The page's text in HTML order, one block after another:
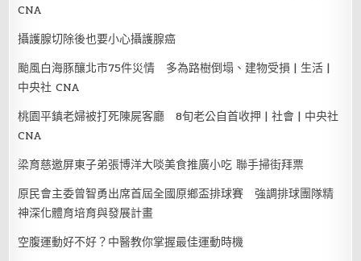
CNA
攝護腺切除後也要小心攝護腺癌
颱風白海豚釀北市75件災情 多為路樹倒塌、建物受損 | 生活 |
中央社 CNA
桃園平鎮老婦被打死陳屍客廳 8旬老公自首收押 | 社會 | 中央社
CNA
梁育慈邀屏東子弟張博洋大啖美食推廣小吃 聯手掃街拜票
原民會主委曾智勇出席首屆全國原鄉盃排球賽 強調排球團隊精
神深化體育培育與發展計畫
空腹運動好不好？中醫教你掌握最佳運動時機